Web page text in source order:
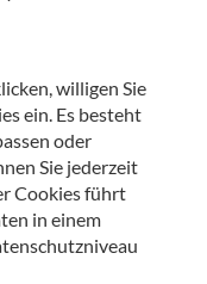
Die
und der
(OPG)
willigen Sie
ein. Es besteht
oder
Sie jederzeit
Cookies führt
in einem